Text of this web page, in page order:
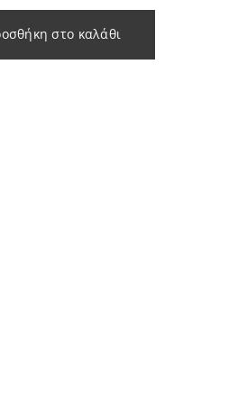
στο καλάθι